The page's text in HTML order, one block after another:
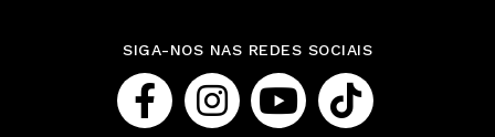
SIGA-NOS NAS REDES SOCIAIS